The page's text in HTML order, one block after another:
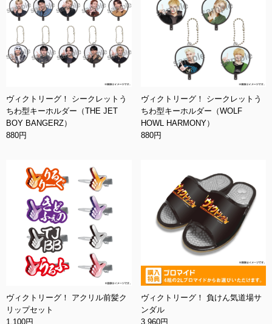
ヴィクトリーグ！ シークレットう
ちわ型キーホルダー（THE JET
BOY BANGERZ）
880円
ヴィクトリーグ！ シークレットう
ちわ型キーホルダー（WOLF
HOWL HARMONY）
880円
ヴィクトリーグ！ アクリル前髪ク
リップセット
1,100円
ヴィクトリーグ！ 負けん気道場サ
ンダル
3,960円